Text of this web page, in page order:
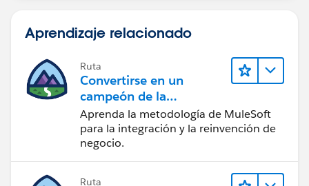
Aprendizaje relacionado
Ruta
Convertirse en un
campeón de la
integración
Aprenda la metodología de MuleSoft
para la integración y la reinvención de
negocio.
Ruta